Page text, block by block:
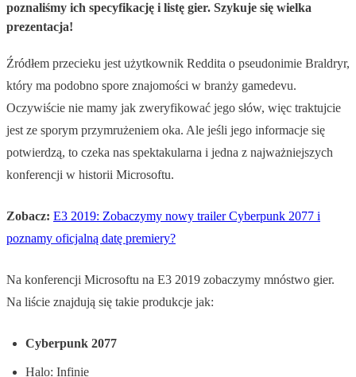
poznaliśmy ich specyfikację i listę gier. Szykuje się wielka
prezentacja!
Źródłem przecieku jest użytkownik Reddita o pseudonimie Braldryr,
który ma podobno spore znajomości w branży gamedevu.
Oczywiście nie mamy jak zweryfikować jego słów, więc traktujcie
jest ze sporym przymrużeniem oka. Ale jeśli jego informacje się
potwierdzą, to czeka nas spektakularna i jedna z najważniejszych
konferencji w historii Microsoftu.
Zobacz: E3 2019: Zobaczymy nowy trailer Cyberpunk 2077 i
poznamy oficjalną datę premiery?
Na konferencji Microsoftu na E3 2019 zobaczymy mnóstwo gier.
Na liście znajdują się takie produkcje jak:
Cyberpunk 2077
Halo: Infinie